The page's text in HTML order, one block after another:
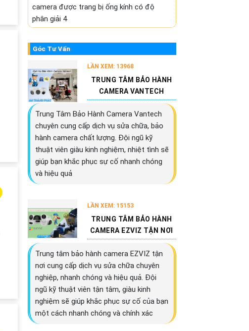
camera được trang bị ống kính có độ
phân giải 4
Góc Tư Vấn
LẦN XEM: 13968
TRUNG TÂM BẢO HÀNH
CAMERA VANTECH
Trung Tâm Bảo Hành Camera Vantech
chuyên cung cấp dịch vụ sửa chữa, bảo
hành camera chất lượng. Đội ngũ kỹ
thuật viên giàu kinh nghiệm, nhiệt tình sẽ
giúp bạn khắc phục sự cố nhanh chóng
và hiệu quả
LẦN XEM: 15153
TRUNG TÂM BẢO HÀNH
CAMERA EZVIZ TẬN NƠI
Trung tâm bảo hành camera EZVIZ tận
nơi cung cấp dịch vụ sửa chữa chuyên
nghiệp, nhanh chóng và hiệu quả. Đội
ngũ kỹ thuật viên tận tâm, giàu kinh
nghiệm sẽ giúp khắc phục sự cố của bạn
một cách nhanh chóng và chính xác